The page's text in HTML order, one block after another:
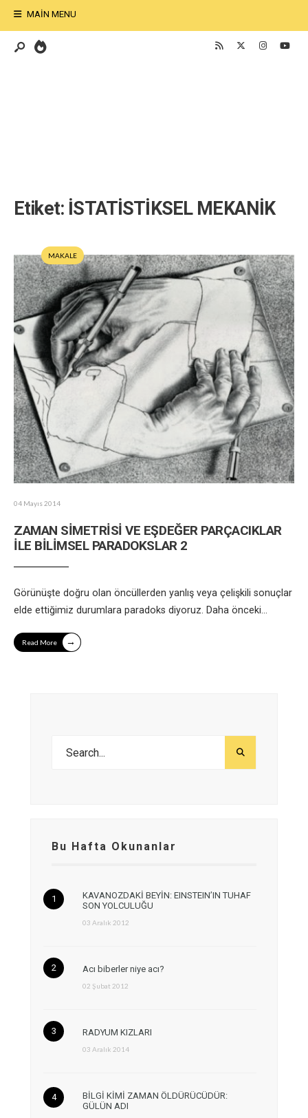
MAIN MENU
Etiket: İSTATİSTİKSEL MEKANİK
MAKALE
04 Mayıs 2014
ZAMAN SİMETRİSİ VE EŞDEĞER PARÇACIKLAR
İLE BİLİMSEL PARADOKSLAR 2
Görünüşte doğru olan öncüllerden yanlış veya çelişkili sonuçlar
elde ettiğimiz durumlara paradoks diyoruz. Daha önceki...
Read More →
Bu Hafta Okunanlar
KAVANOZDAKİ BEYİN: EINSTEIN’IN TUHAF
SON YOLCULUĞU
03 Aralık 2012
Acı biberler niye acı?
02 Şubat 2012
RADYUM KIZLARI
03 Aralık 2014
BİLGİ KİMİ ZAMAN ÖLDÜRÜCÜDÜR:
GÜLÜN ADI